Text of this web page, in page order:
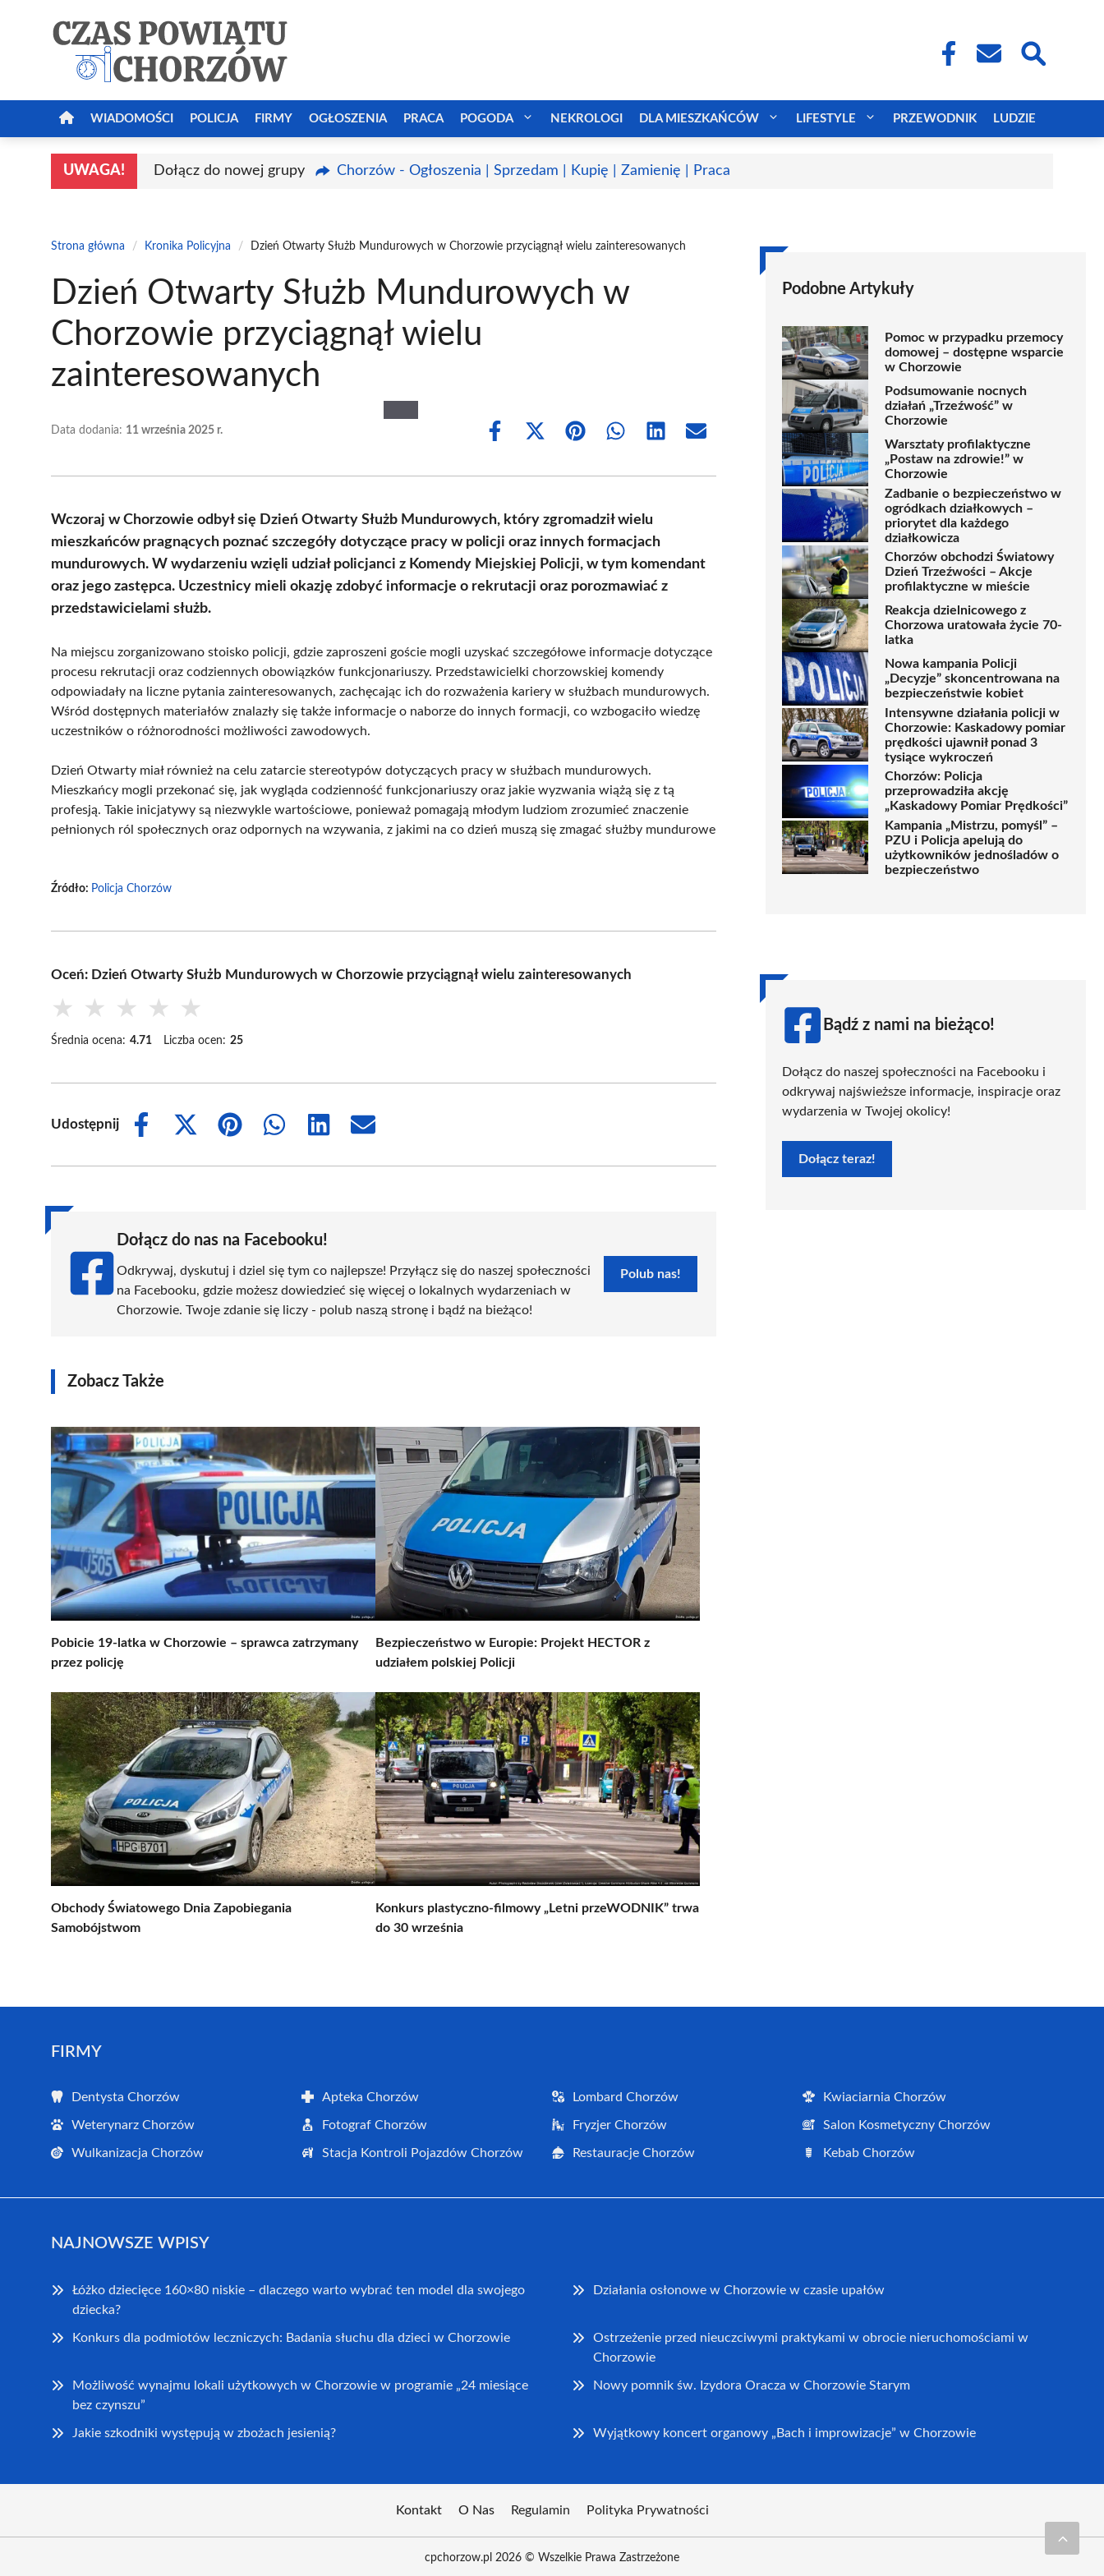
WIADOMOŚCI POLICJA FIRMY OGŁOSZENIA PRACA POGODA NEKROLOGI DLA MIESZKAŃCÓW LIFESTYLE PRZEWODNIK LUDZIE
UWAGA! Dołącz do nowej grupy Chorzów - Ogłoszenia | Sprzedam | Kupię | Zamienię | Praca
Strona główna / Kronika Policyjna / Dzień Otwarty Służb Mundurowych w Chorzowie przyciągnął wielu zainteresowanych
Dzień Otwarty Służb Mundurowych w
Chorzowie przyciągnął wielu
zainteresowanych
Data dodania: 11 września 2025 r.
Share
Share
(Twitter)
Share Share Share Share
Wczoraj w Chorzowie odbył się Dzień Otwarty Służb Mundurowych, który zgromadził wielu
mieszkańców pragnących poznać szczegóły dotyczące pracy w policji oraz innych formacjach
mundurowych. W wydarzeniu wzięli udział policjanci z Komendy Miejskiej Policji, w tym komendant
oraz jego zastępca. Uczestnicy mieli okazję zdobyć informacje o rekrutacji oraz porozmawiać z
przedstawicielami służb.
Na miejscu zorganizowano stoisko policji, gdzie zaproszeni goście mogli uzyskać szczegółowe informacje dotyczące
procesu rekrutacji oraz codziennych obowiązków funkcjonariuszy. Przedstawicielki chorzowskiej komendy
odpowiadały na liczne pytania zainteresowanych, zachęcając ich do rozważenia kariery w służbach mundurowych.
Wśród dostępnych materiałów znalazły się także informacje o naborze do innych formacji, co wzbogaciło wiedzę
uczestników o różnorodności możliwości zawodowych.
Dzień Otwarty miał również na celu zatarcie stereotypów dotyczących pracy w służbach mundurowych.
Mieszkańcy mogli przekonać się, jak wygląda codzienność funkcjonariuszy oraz jakie wyzwania wiążą się z tą
profesją. Takie inicjatywy są niezwykle wartościowe, ponieważ pomagają młodym ludziom zrozumieć znaczenie
pełnionych ról społecznych oraz odpornych na wzywania, z jakimi na co dzień muszą się zmagać służby mundurowe
Źródło: Policja Chorzów
Oceń: Dzień Otwarty Służb Mundurowych w Chorzowie przyciągnął wielu zainteresowanych
★ ★ ★ ★ ★
Średnia ocena: 4.71 Liczba ocen: 25
Udostępnij
Share
Share
(Twitter)
Share
Share
Share
Share
Dołącz do nas na Facebooku!
Odkrywaj, dyskutuj i dziel się tym co najlepsze! Przyłącz się do naszej społeczności
na Facebooku, gdzie możesz dowiedzieć się więcej o lokalnych wydarzeniach w
Chorzowie. Twoje zdanie się liczy - polub naszą stronę i bądź na bieżąco!
Polub nas!
Zobacz Także
Pobicie 19-latka w Chorzowie – sprawca zatrzymany
przez policję
Bezpieczeństwo w Europie: Projekt HECTOR z
udziałem polskiej Policji
Obchody Światowego Dnia Zapobiegania
Samobójstwom
Konkurs plastyczno-filmowy „Letni przeWODNIK” trwa
do 30 września
Podobne Artykuły
Pomoc w przypadku przemocy
domowej – dostępne wsparcie
w Chorzowie
Podsumowanie nocnych
działań „Trzeźwość” w
Chorzowie
Warsztaty profilaktyczne
„Postaw na zdrowie!” w
Chorzowie
Zadbanie o bezpieczeństwo w
ogródkach działkowych –
priorytet dla każdego
działkowicza
Chorzów obchodzi Światowy
Dzień Trzeźwości – Akcje
profilaktyczne w mieście
Reakcja dzielnicowego z
Chorzowa uratowała życie 70-
latka
Nowa kampania Policji
„Decyzje” skoncentrowana na
bezpieczeństwie kobiet
Intensywne działania policji w
Chorzowie: Kaskadowy pomiar
prędkości ujawnił ponad 3
tysiące wykroczeń
Chorzów: Policja
przeprowadziła akcję
„Kaskadowy Pomiar Prędkości”
Kampania „Mistrzu, pomyśl” –
PZU i Policja apelują do
użytkowników jednośladów o
bezpieczeństwo
Bądź z nami na bieżąco!
Dołącz do naszej społeczności na Facebooku i
odkrywaj najświeższe informacje, inspiracje oraz
wydarzenia w Twojej okolicy!
Dołącz teraz!
FIRMY
Dentysta Chorzów Apteka Chorzów Lombard Chorzów Kwiaciarnia Chorzów
Weterynarz Chorzów Fotograf Chorzów Fryzjer Chorzów Salon Kosmetyczny Chorzów
Wulkanizacja Chorzów Stacja Kontroli Pojazdów Chorzów Restauracje Chorzów Kebab Chorzów
NAJNOWSZE WPISY
Łóżko dziecięce 160×80 niskie – dlaczego warto wybrać ten model dla swojego
dziecka?
Działania osłonowe w Chorzowie w czasie upałów
Konkurs dla podmiotów leczniczych: Badania słuchu dla dzieci w Chorzowie
Ostrzeżenie przed nieuczciwymi praktykami w obrocie nieruchomościami w
Chorzowie
Możliwość wynajmu lokali użytkowych w Chorzowie w programie „24 miesiące
bez czynszu”
Nowy pomnik św. Izydora Oracza w Chorzowie Starym
Jakie szkodniki występują w zbożach jesienią? Wyjątkowy koncert organowy „Bach i improwizacje” w Chorzowie
Kontakt O Nas Regulamin Polityka Prywatności
cpchorzow.pl 2026 © Wszelkie Prawa Zastrzeżone